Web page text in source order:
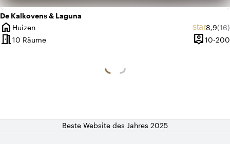
De Kalkovens & Laguna
home
Ort
Huizen star8,9(16)
meeting_room10 Räume person_pin
Kapazität
10-200
Beste Website des Jahres 2025